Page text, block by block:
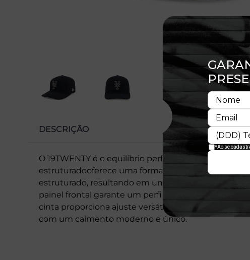
DESCRIÇÃO
O 19TWENTY é o equilíbrio perfeito entre o
estruturadooferece uma forma suave e definida,
estruturado, resultando em um visual relaxado e
painel frontal garante um perfil mais angular e
cinta proporciona ajuste versátil. Ideal para quem
com um caimento moderno e único.